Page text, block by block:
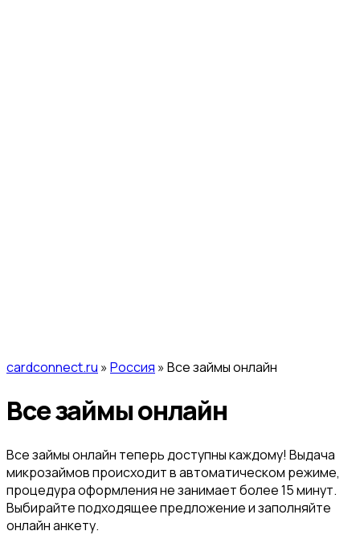
cardconnect.ru »Россия » Все займы онлайн
Все займы онлайн
Все займы онлайн теперь доступны каждому! Выдача
микрозаймов происходит в автоматическом режиме,
процедура оформления не занимает более 15 минут.
Выбирайте подходящее предложение и заполняйте
онлайн анкету.